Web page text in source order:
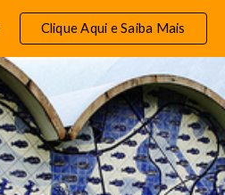
Skip to
Clique Aqui e Saiba Mais